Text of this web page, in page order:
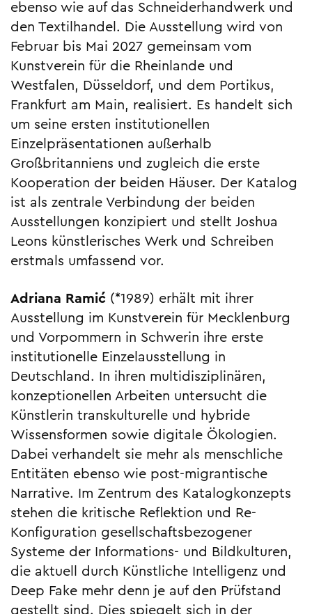
ebenso wie auf das Schneiderhandwerk und
den Textilhandel. Die Ausstellung wird von
Februar bis Mai 2027 gemeinsam vom
Kunstverein für die Rheinlande und
Westfalen, Düsseldorf, und dem Portikus,
Frankfurt am Main, realisiert. Es handelt sich
um seine ersten institutionellen
Einzelpräsentationen außerhalb
Großbritanniens und zugleich die erste
Kooperation der beiden Häuser. Der Katalog
ist als zentrale Verbindung der beiden
Ausstellungen konzipiert und stellt Joshua
Leons künstlerisches Werk und Schreiben
erstmals umfassend vor.
Adriana Ramić (*1989) erhält mit ihrer
Ausstellung im Kunstverein für Mecklenburg
und Vorpommern in Schwerin ihre erste
institutionelle Einzelausstellung in
Deutschland. In ihren multidisziplinären,
konzeptionellen Arbeiten untersucht die
Künstlerin transkulturelle und hybride
Wissensformen sowie digitale Ökologien.
Dabei verhandelt sie mehr als menschliche
Entitäten ebenso wie post-migrantische
Narrative. Im Zentrum des Katalogkonzepts
stehen die kritische Reflektion und Re-
Konfiguration gesellschaftsbezogener
Systeme der Informations- und Bildkulturen,
die aktuell durch Künstliche Intelligenz und
Deep Fake mehr denn je auf den Prüfstand